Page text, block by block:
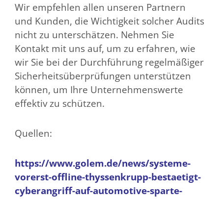
Wir empfehlen allen unseren Partnern
und Kunden, die Wichtigkeit solcher Audits
nicht zu unterschätzen. Nehmen Sie
Kontakt mit uns auf, um zu erfahren, wie
wir Sie bei der Durchführung regelmäßiger
Sicherheitsüberprüfungen unterstützen
können, um Ihre Unternehmenswerte
effektiv zu schützen.
Quellen:
https://www.golem.de/news/systeme-
vorerst-offline-thyssenkrupp-bestaetigt-
cyberangriff-auf-automotive-sparte-